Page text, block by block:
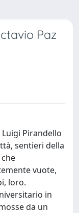
Paz
Pirandello
sentieri della
vuote,
loro.
in
da un